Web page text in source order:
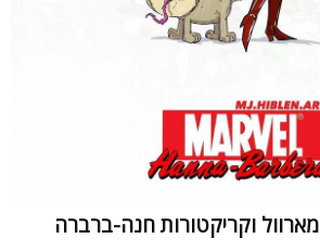
וקריקטורות חנה-ברברה